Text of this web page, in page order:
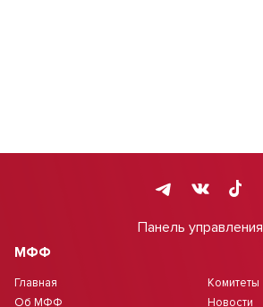
Панель управления
МФФ
Главная
Об МФФ
Комитеты
Новости